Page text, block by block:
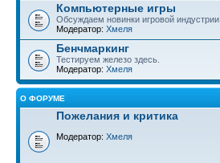
Компьютерные игры
Обсуждаем новинки игровой индустрии.
Модератор: Хмеля
Бенчмаркинг
Тестируем железо здесь.
Модератор: Хмеля
О ФОРУМЕ
Пожелания и критика
Модератор: Хмеля